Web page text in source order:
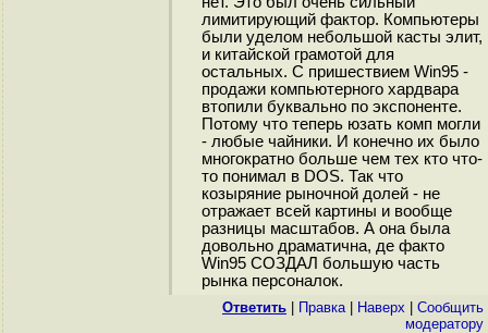
лимитирующий фактор. Компьютеры
были уделом небольшой касты элит,
и китайской грамотой для
остальных. С пришествием Win95 -
продажи компьютерного хардвара
втопили буквально по экспоненте.
Потому что теперь юзать комп могли
- любые чайники. И конечно их было
многократно больше чем тех кто что-
то понимал в DOS. Так что
козыряние рыночной долей - не
отражает всей картины и вообще
разницы масштабов. А она была
довольно драматична, де факто
Win95 СОЗДАЛ большую часть
рынка персоналок.
Ответить Правка| Наверх
Cообщить
модератору